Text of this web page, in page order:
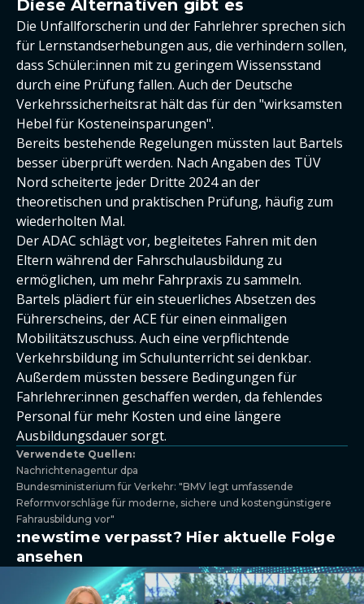
Diese Alternativen gibt es
Die Unfallforscherin und der Fahrlehrer sprechen sich
für Lernstandserhebungen aus, die verhindern sollen,
dass Schüler:innen mit zu geringem Wissensstand
durch eine Prüfung fallen. Auch der Deutsche
Verkehrssicherheitsrat hält das für den "wirksamsten
Hebel für Kosteneinsparungen".
Bereits bestehende Regelungen müssten laut Bartels
besser überprüft werden. Nach Angaben des TÜV
Nord scheiterte jeder Dritte 2024 an der
theoretischen und praktischen Prüfung, häufig zum
wiederholten Mal.
Der ADAC schlägt vor, begleitetes Fahren mit den
Eltern während der Fahrschulausbildung zu
ermöglichen, um mehr Fahrpraxis zu sammeln.
Bartels plädiert für ein steuerliches Absetzen des
Führerscheins, der ACE für einen einmaligen
Mobilitätszuschuss. Auch eine verpflichtende
Verkehrsbildung im Schulunterricht sei denkbar.
Außerdem müssten bessere Bedingungen für
Fahrlehrer:innen geschaffen werden, da fehlendes
Personal für mehr Kosten und eine längere
Ausbildungsdauer sorgt.
Verwendete Quellen:
Nachrichtenagentur dpa
Bundesministerium für Verkehr: "BMV legt umfassende
Reformvorschläge für moderne, sichere und kostengünstigere
Fahrausbildung vor"
:newstime verpasst? Hier aktuelle Folge
ansehen